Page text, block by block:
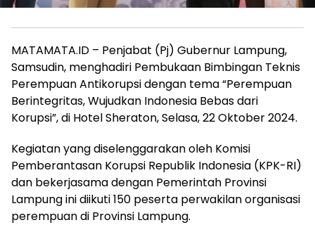
MATAMATA.ID – Penjabat (Pj) Gubernur Lampung,
Samsudin, menghadiri Pembukaan Bimbingan Teknis
Perempuan Antikorupsi dengan tema “Perempuan
Berintegritas, Wujudkan Indonesia Bebas dari
Korupsi”, di Hotel Sheraton, Selasa, 22 Oktober 2024.
Kegiatan yang diselenggarakan oleh Komisi
Pemberantasan Korupsi Republik Indonesia (KPK-RI)
dan bekerjasama dengan Pemerintah Provinsi
Lampung ini diikuti 150 peserta perwakilan organisasi
perempuan di Provinsi Lampung.